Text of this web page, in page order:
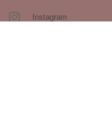
Instagram